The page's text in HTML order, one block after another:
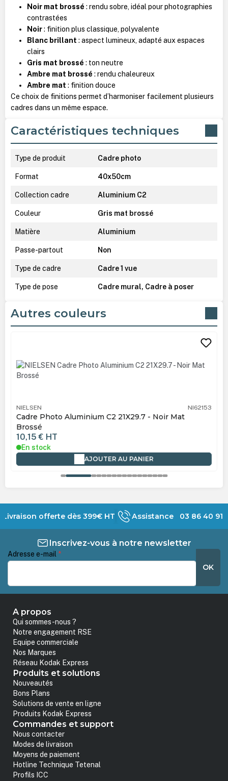
Noir mat brossé : rendu sobre, idéal pour photographies
contrastées
Noir: finition plus classique, polyvalente
Blanc brillant : aspect lumineux, adapté aux espaces
clairs
Gris mat brossé : ton neutre
Ambre mat brossé : rendu chaleureux
Ambre mat : finition douce
Ce choix de finitions permet d’harmoniser facilement plusieurs
cadres dans un même espace.
Caractéristiques techniques
Type de produit Cadre photo
Format 40x50cm
Collection cadre Aluminium C2
Couleur Gris mat brossé
Matière Aluminium
Passe-partout Non
Type de cadre Cadre 1 vue
Type de pose Cadre mural, Cadre à poser
Autres couleurs
NIELSEN NI62153
Cadre Photo Aluminium C2 21X29.7 - Noir Mat
Brossé
10,15 € HT
En stock
AJOUTER AU PANIER
Livraison offerte dès 399€ HT Assistance 03 86 40 91
Inscrivez-vous à notre newsletter
Adresse e-mail *
OK
A propos
Qui sommes-nous ?
Notre engagement RSE
Equipe commerciale
Nos Marques
Réseau Kodak Express
Produits et solutions
Nouveautés
Bons Plans
Solutions de vente en ligne
Produits Kodak Express
Commandes et support
Nous contacter
Modes de livraison
Moyens de paiement
Hotline Technique Tetenal
Profils ICC